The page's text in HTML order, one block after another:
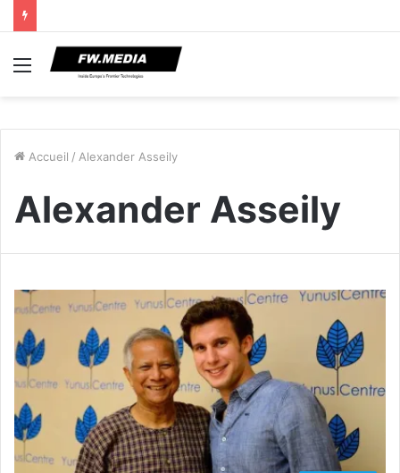
Menu
Accueil / Alexander Asseily
Alexander Asseily